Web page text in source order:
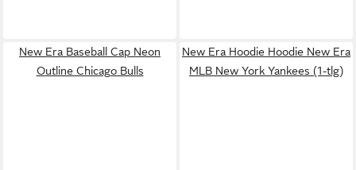
New Era Baseball Cap Neon
Outline Chicago Bulls
New Era Hoodie Hoodie New Era
MLB New York Yankees (1-tlg)